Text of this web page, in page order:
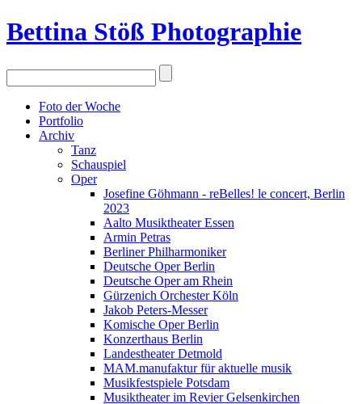
Bettina Stöß Photographie
Foto der Woche
Portfolio
Archiv
Tanz
Schauspiel
Oper
Josefine Göhmann - reBelles! le concert, Berlin
2023
Aalto Musiktheater Essen
Armin Petras
Berliner Philharmoniker
Deutsche Oper Berlin
Deutsche Oper am Rhein
Gürzenich Orchester Köln
Jakob Peters-Messer
Komische Oper Berlin
Konzerthaus Berlin
Landestheater Detmold
MAM.manufaktur für aktuelle musik
Musikfestspiele Potsdam
Musiktheater im Revier Gelsenkirchen